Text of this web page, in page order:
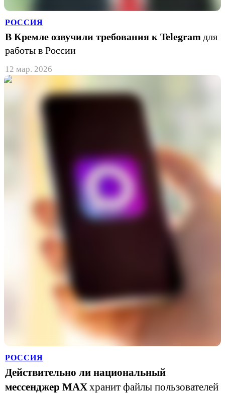
РОССИЯ
В Кремле озвучили требования к Telegram для
работы в России
12 мар. 2026
РОССИЯ
Действительно ли национальный
мессенджер MАХхранит файлы пользователей